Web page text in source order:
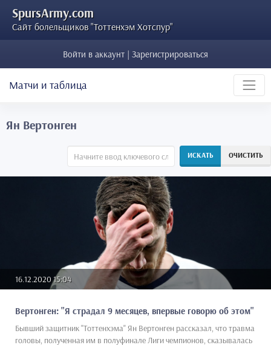
SpursArmy.com
Сайт болельщиков "Тоттенхэм Хотспур"
Войти в аккаунт | Зарегистрироваться
Матчи и таблица
Ян Вертонген
ИСКАТЬ ОЧИСТИТЬ
16.12.2020 15:04
Вертонген: "Я страдал 9 месяцев, впервые говорю об этом"
Бывший защитник "Тоттенхэма" Ян Вертонген рассказал, что травма
головы, полученная им в полуфинале Лиги чемпионов, сказывалась